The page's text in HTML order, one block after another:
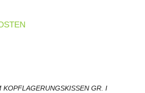
KOPFLAGERUNGSKISSEN GR. I